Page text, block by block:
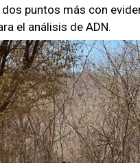
puntos más con
el análisis de ADN.